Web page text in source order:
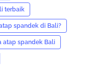
terbaik
spandek di Bali?
atap spandek Bali